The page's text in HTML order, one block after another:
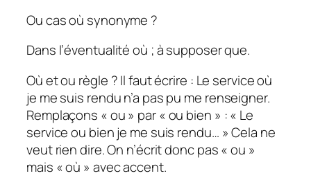
Ou cas où synonyme ?
Dans l’éventualité où ; à supposer que.
Où et ou règle ? Il faut écrire : Le service où
je me suis rendu n’a pas pu me renseigner.
Remplaçons « ou » par « ou bien » : « Le
service ou bien je me suis rendu… » Cela ne
veut rien dire. On n’écrit donc pas « ou »
mais « où » avec accent.